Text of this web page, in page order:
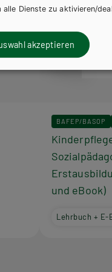
BAFEP/BASOP
und eBook)
Lehrbuch + E-
alle Dienste zu aktivieren/
akzeptieren